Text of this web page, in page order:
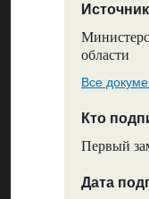
области
Все
Кто
Первый
Дата